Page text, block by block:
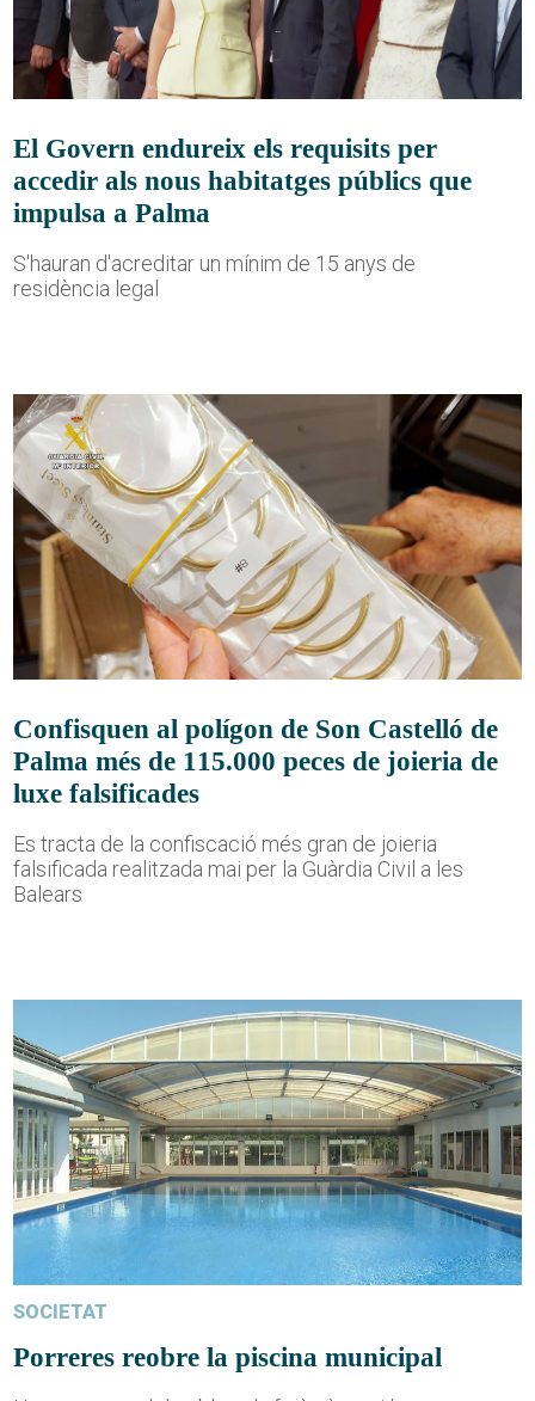
El Govern endureix els requisits per
accedir als nous habitatges públics que
impulsa a Palma
S'hauran d'acreditar un mínim de 15 anys de
residència legal
Confisquen al polígon de Son Castelló de
Palma més de 115.000 peces de joieria de
luxe falsificades
Es tracta de la confiscació més gran de joieria
falsificada realitzada mai per la Guàrdia Civil a les
Balears
SOCIETAT
Porreres reobre la piscina municipal